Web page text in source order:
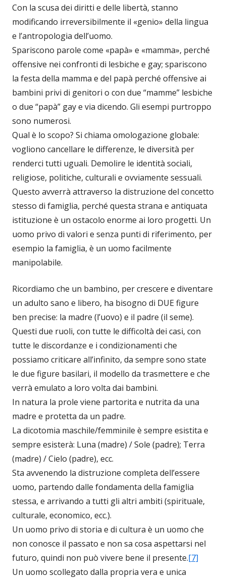
Con la scusa dei diritti e delle libertà, stanno
modificando irreversibilmente il «genio» della lingua
e l’antropologia dell’uomo.
Spariscono parole come «papà» e «mamma», perché
offensive nei confronti di lesbiche e gay; spariscono
la festa della mamma e del papà perché offensive ai
bambini privi di genitori o con due “mamme” lesbiche
o due “papà” gay e via dicendo. Gli esempi purtroppo
sono numerosi.
Qual è lo scopo? Si chiama omologazione globale:
vogliono cancellare le differenze, le diversità per
renderci tutti uguali. Demolire le identità sociali,
religiose, politiche, culturali e ovviamente sessuali.
Questo avverrà attraverso la distruzione del concetto
stesso di famiglia, perché questa strana e antiquata
istituzione è un ostacolo enorme ai loro progetti. Un
uomo privo di valori e senza punti di riferimento, per
esempio la famiglia, è un uomo facilmente
manipolabile.
Ricordiamo che un bambino, per crescere e diventare
un adulto sano e libero, ha bisogno di DUE figure
ben precise: la madre (l’uovo) e il padre (il seme).
Questi due ruoli, con tutte le difficoltà dei casi, con
tutte le discordanze e i condizionamenti che
possiamo criticare all’infinito, da sempre sono state
le due figure basilari, il modello da trasmettere e che
verrà emulato a loro volta dai bambini.
In natura la prole viene partorita e nutrita da una
madre e protetta da un padre.
La dicotomia maschile/femminile è sempre esistita e
sempre esisterà: Luna (madre) / Sole (padre); Terra
(madre) / Cielo (padre), ecc.
Sta avvenendo la distruzione completa dell’essere
uomo, partendo dalle fondamenta della famiglia
stessa, e arrivando a tutti gli altri ambiti (spirituale,
culturale, economico, ecc.).
Un uomo privo di storia e di cultura è un uomo che
non conosce il passato e non sa cosa aspettarsi nel
futuro, quindi non può vivere bene il presente.[7]
Un uomo scollegato dalla propria vera e unica